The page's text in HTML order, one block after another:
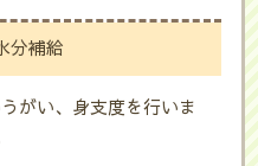
分補給
がい、身支度を行いま